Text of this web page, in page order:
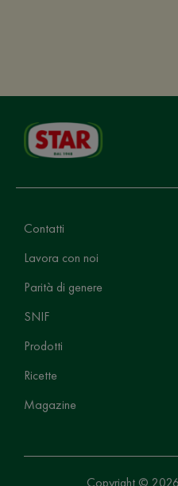
Contatti
Lavora con noi
Parità di genere
SNIF
Prodotti
Ricette
Magazine